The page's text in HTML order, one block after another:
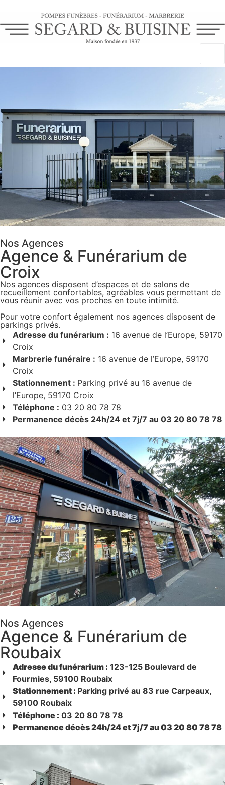
Nos Agences
Agence & Funérarium de
Croix
Nos agences disposent d’espaces et de salons de
recueillement confortables, agréables vous permettant de
vous réunir avec vos proches en toute intimité.
Pour votre confort également nos agences disposent de
parkings privés.
Adresse du funérarium : 16 avenue de l’Europe, 59170
Croix
Marbrerie funéraire : 16 avenue de l’Europe, 59170
Croix
Stationnement : Parking privé au 16 avenue de
l’Europe, 59170 Croix
Téléphone : 03 20 80 78 78
Permanence décès 24h/24 et 7j/7 au 03 20 80 78 78
Nos Agences
Agence & Funérarium de
Roubaix
Adresse du funérarium : 123-125 Boulevard de
Fourmies, 59100 Roubaix
Stationnement : Parking privé au 83 rue Carpeaux,
59100 Roubaix
Téléphone : 03 20 80 78 78
Permanence décès 24h/24 et 7j/7 au 03 20 80 78 78